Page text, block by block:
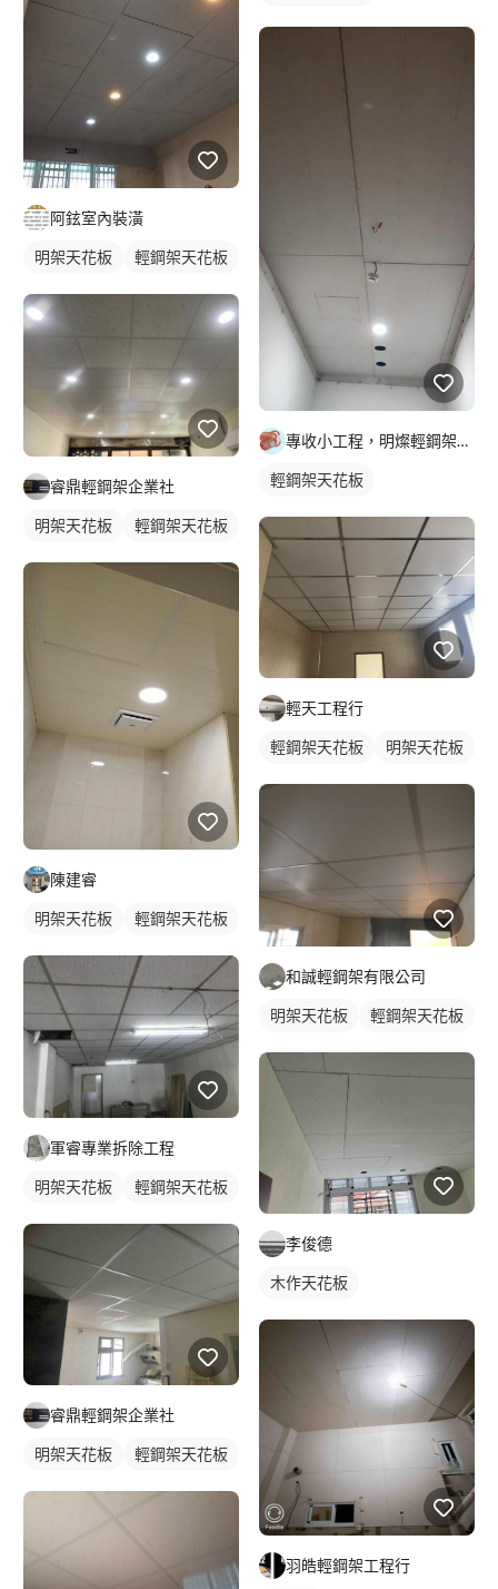
阿鉉室內裝潢
明架天花板 輕鋼架天花板
睿鼎輕鋼架企業社
明架天花板 輕鋼架天花板
陳建睿
明架天花板 輕鋼架天花板
軍睿專業拆除工程
明架天花板 輕鋼架天花板
睿鼎輕鋼架企業社
明架天花板 輕鋼架天花板
專收小工程，明燦輕鋼架， 隔間，天花板，維修，開孔，專作小坪
輕鋼架天花板
輕天工程行
輕鋼架天花板 明架天花板
和誠輕鋼架有限公司
明架天花板 輕鋼架天花板
李俊德
木作天花板
羽皓輕鋼架工程行